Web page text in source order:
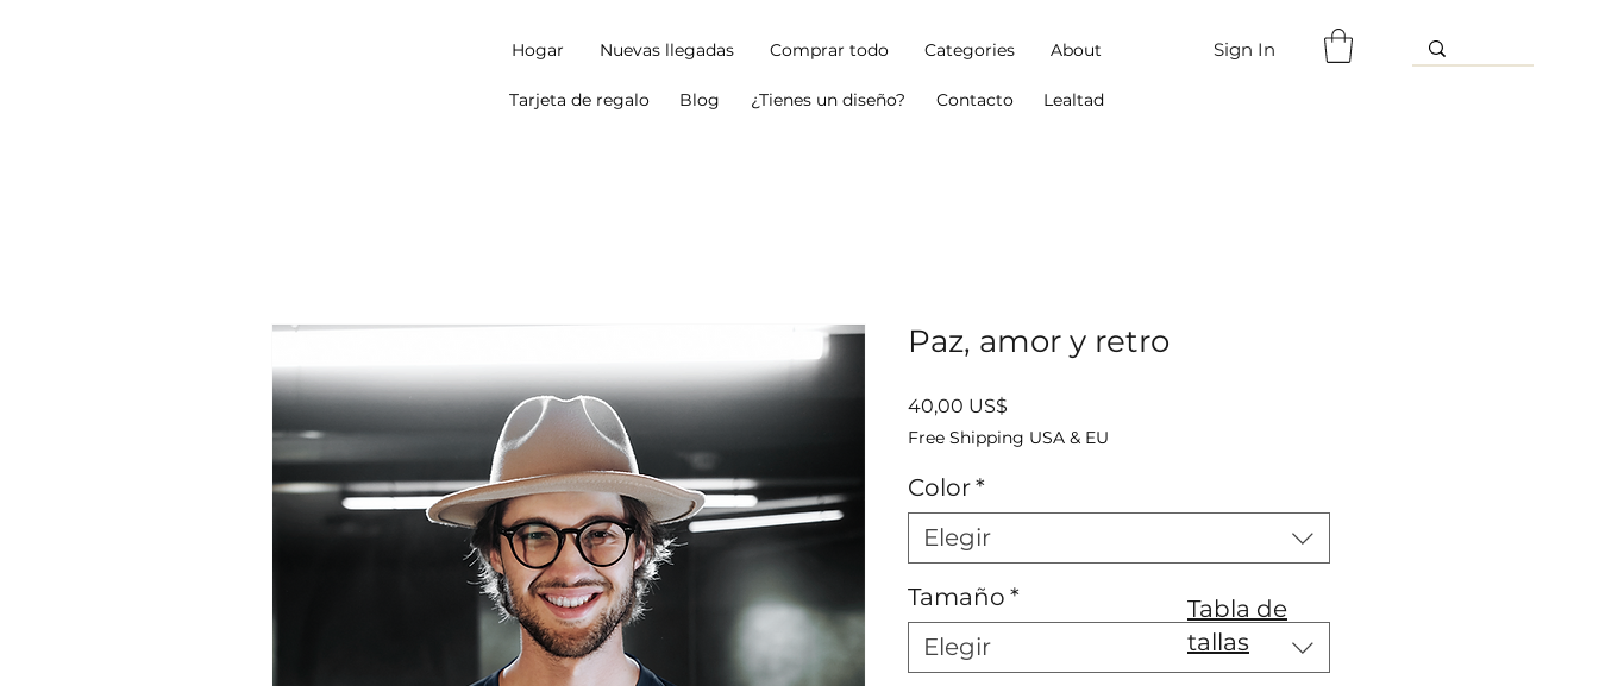
Hogar Nuevas llegadas Comprar todo Categories About
Tarjeta de regalo Blog ¿Tienes un diseño? Contacto Lealtad
Sign In
Paz, amor y retro
40,00 US$
Free Shipping USA & EU
Color*
Elegir
Tamaño *
Elegir
Tabla de
tallas